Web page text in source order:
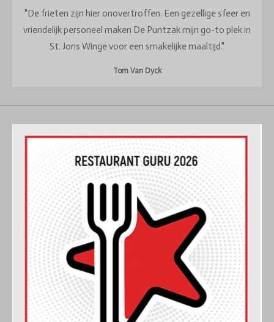
"De frieten zijn hier onovertroffen. Een gezellige sfeer en
vriendelijk personeel maken De Puntzak mijn go-to plek in
St. Joris Winge voor een smakelijke maaltijd."
Tom Van Dyck